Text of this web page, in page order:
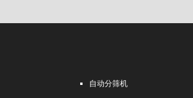
自动分筛机